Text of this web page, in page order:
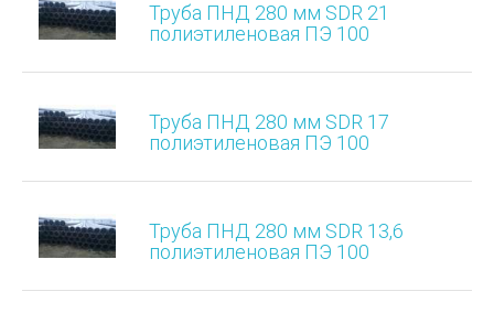
Труба ПНД 280 мм SDR 21
полиэтиленовая ПЭ 100
Труба ПНД 280 мм SDR 17
полиэтиленовая ПЭ 100
Труба ПНД 280 мм SDR 13,6
полиэтиленовая ПЭ 100